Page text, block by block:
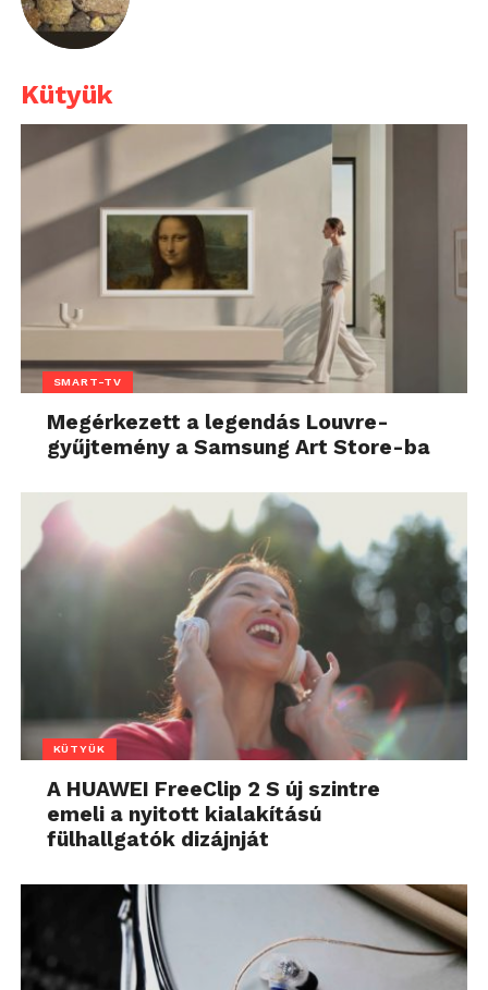
Kütyük
SMART-TV
Megérkezett a legendás Louvre-
gyűjtemény a Samsung Art Store-ba
KÜTYÜK
A HUAWEI FreeClip 2 S új szintre
emeli a nyitott kialakítású
fülhallgatók dizájnját